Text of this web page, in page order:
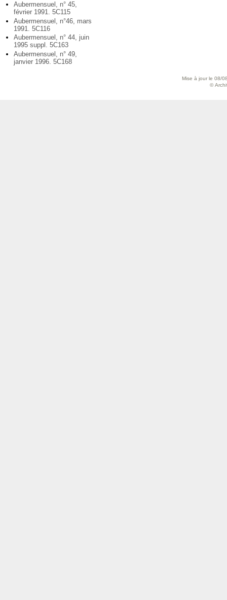
Aubermensuel, n° 45,
février 1991. 5C115
Aubermensuel, n°46, mars
1991. 5C116
Aubermensuel, n° 44, juin
1995 suppl. 5C163
Aubermensuel, n° 49,
janvier 1996. 5C168
Mise à jour le 08/
©